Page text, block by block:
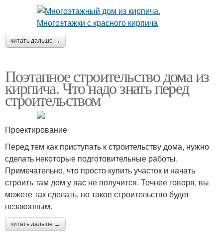
читать дальше →
Поэтапное строительство дома из
кирпича. Что надо знать перед
строительством
Проектирование
Перед тем как приступать к строительству дома, нужно
сделать некоторые подготовительные работы.
Примечательно, что просто купить участок и начать
строить там дом у вас не получится. Точнее говоря, вы
можете так сделать, но такое строительство будет
незаконным.
читать дальше →